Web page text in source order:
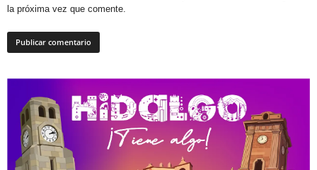
la próxima vez que comente.